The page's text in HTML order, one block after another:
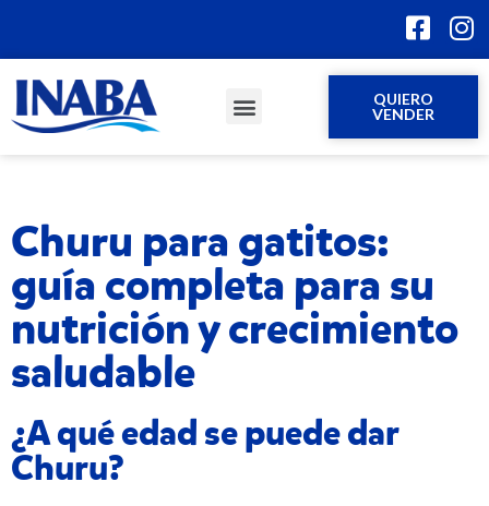
QUIERO
VENDER
Churu para gatitos:
guía completa para su
nutrición y crecimiento
saludable
¿A qué edad se puede dar
Churu?